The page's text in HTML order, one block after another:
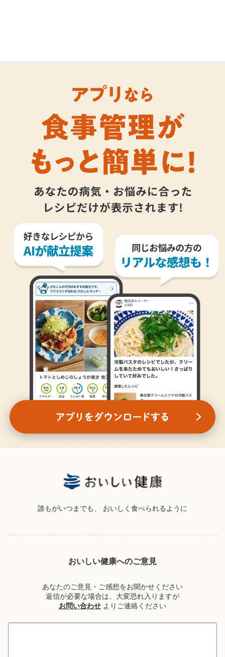
誰もがいつまでも、 おいしく食べられるように
おいしい健康へのご意見
あなたのご意見・ご感想をお聞かせください
返信が必要な場合は、大変恐れ入りますが
お問い合わせ よりご連絡ください